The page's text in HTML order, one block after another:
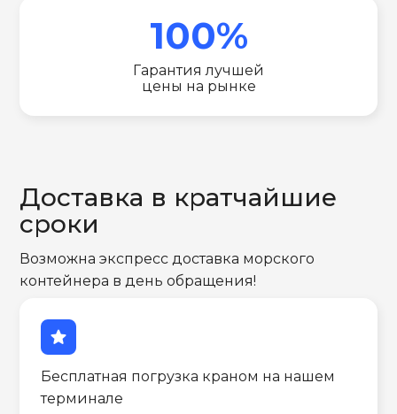
100%
Гарантия лучшей
цены на рынке
Доставка в кратчайшие
сроки
Возможна экспресс доставка морского
контейнера в день обращения!
star
Бесплатная погрузка краном на нашем
терминале